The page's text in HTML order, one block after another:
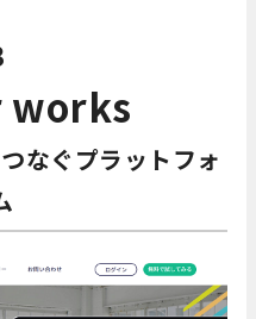
works
なぐプラットフォ